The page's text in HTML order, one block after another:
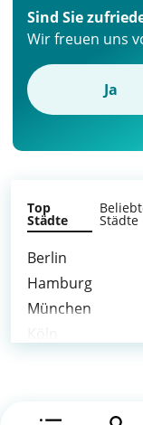
Sind Sie
Wir freuen uns
Ja
Top
Städte Städte
Berlin
Hamburg
München